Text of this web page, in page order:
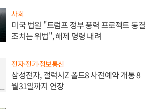
사회
미국 법원 "트럼프 정부 풍력 프로젝트 동결
조치는 위법", 해제 명령 내려
전자·전기·정보통신
삼성전자, 갤럭시Z 폴드8 사전예약 개통 8
월31일까지 연장